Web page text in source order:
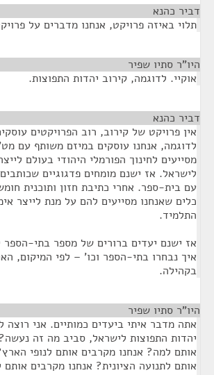
דביר כהנא
תלוי באיזה פרויקט, אנחנו מדברים על
היו"ר סתיו שפיר
אוקיי. לדוגמה, קירוב יהדות התפוצות.
דביר כהנא
אין פרויקט של קירוב, רוב הפרויקטים
לדוגמה, אנחנו עוסקים במיזם משותף עם
מסייעים לחינוך הפורמלי היהודי בעולם
לישראל. אז ישנם מומחים פדגוגיים
עם בית-ספר. אחרי כתיבת חזון ותוכנית
כלים שאנחנו מסייעים להם על מנת לייצר
התלמיד.
אז ישנם יעדים ברורים של מספר בתי-הספר
איך נבחרו בתי-הספר וכו' – לפי המיקום,
בקהילה.
היו"ר סתיו שפיר
אתה מדבר איתי ביעדים כמותיים. אני רוצה
יהדות התפוצות לישראל, סביב מה זה
אותם למה? אנחנו מקרבים אותם לנופי
אותם לתנועה הציונית? אנחנו מקרבים